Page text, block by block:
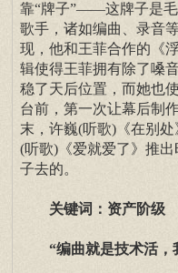
靠“牌子”——这牌子是毛
歌手，诸如编曲、录音
现，他和王菲合作的《
辑使得王菲拥有除了嗓
稳了天后位置，而她也
台前，第一次让幕后制
末，许巍(听歌)《在别
(听歌)《爱就爱了》推
子去的。
关键词：资产阶级
“编曲就是技术活，